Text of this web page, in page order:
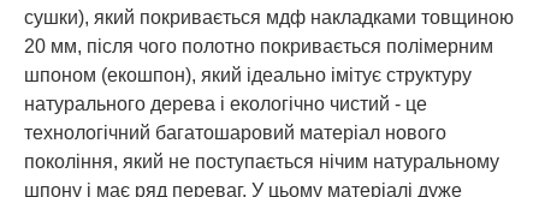
сушки), який покривається мдф накладками товщиною
20 мм, після чого полотно покривається полімерним
шпоном (екошпон), який ідеально імітує структуру
натурального дерева і екологічно чистий - це
технологічний багатошаровий матеріал нового
покоління, який не поступається нічим натуральному
шпону і має ряд переваг. У цьому матеріалі дуже